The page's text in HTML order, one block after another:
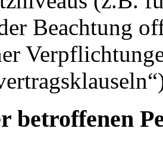
Beachtung
betroffenen